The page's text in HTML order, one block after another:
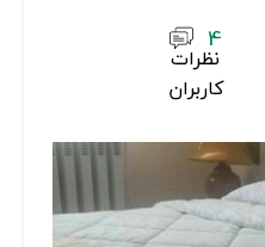
4
نظرات
کاربران